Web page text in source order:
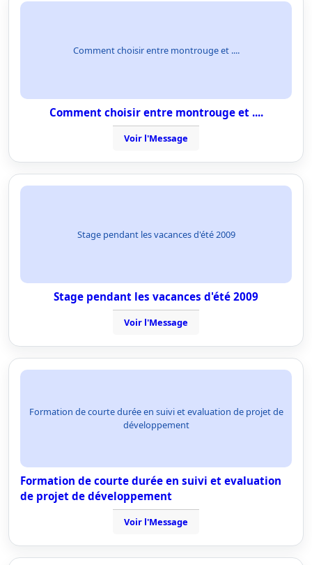
Comment choisir entre montrouge et ....
Comment choisir entre montrouge et ....
Voir l'Message
Stage pendant les vacances d'été 2009
Stage pendant les vacances d'été 2009
Voir l'Message
Formation de courte durée en suivi et evaluation de projet de
développement
Formation de courte durée en suivi et evaluation
de projet de développement
Voir l'Message